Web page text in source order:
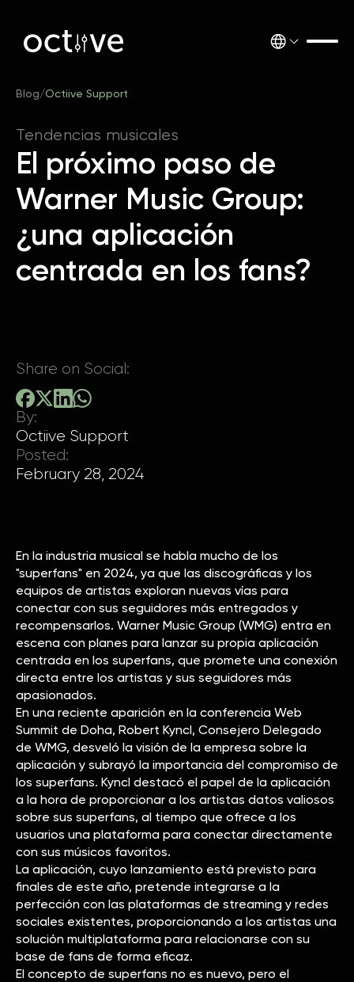
Blog/Octiive Support
Tendencias musicales
El próximo paso de
Warner Music Group:
¿una aplicación
centrada en los fans?
Share on Social:
By:
Octiive Support
Posted:
February 28, 2024
En la industria musical se habla mucho de los
"superfans" en 2024, ya que las discográficas y los
equipos de artistas exploran nuevas vías para
conectar con sus seguidores más entregados y
recompensarlos. Warner Music Group (WMG) entra en
escena con planes para lanzar su propia aplicación
centrada en los superfans, que promete una conexión
directa entre los artistas y sus seguidores más
apasionados.
En una reciente aparición en la conferencia Web
Summit de Doha, Robert Kyncl, Consejero Delegado
de WMG, desveló la visión de la empresa sobre la
aplicación y subrayó la importancia del compromiso de
los superfans. Kyncl destacó el papel de la aplicación
a la hora de proporcionar a los artistas datos valiosos
sobre sus superfans, al tiempo que ofrece a los
usuarios una plataforma para conectar directamente
con sus músicos favoritos.
La aplicación, cuyo lanzamiento está previsto para
finales de este año, pretende integrarse a la
perfección con las plataformas de streaming y redes
sociales existentes, proporcionando a los artistas una
solución multiplataforma para relacionarse con su
base de fans de forma eficaz.
El concepto de superfans no es nuevo, pero el